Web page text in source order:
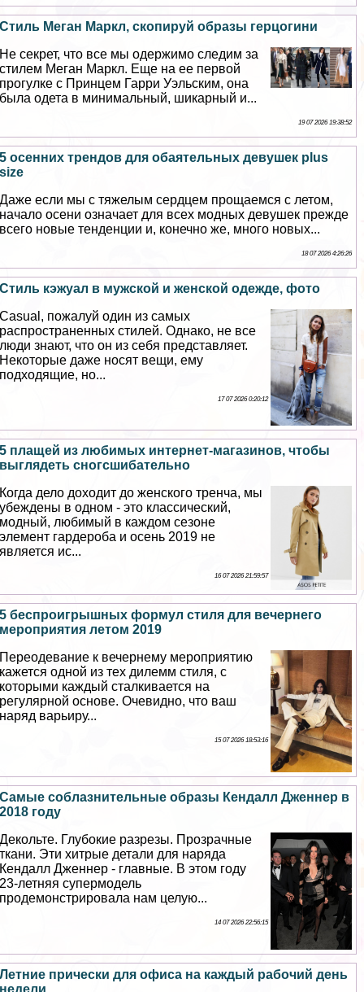
Стиль Меган Маркл, скопируй образы герцогини
Не секрет, что все мы одержимо следим за
стилем Меган Маркл. Еще на ее первой
прогулке с Принцем Гарри Уэльским, она
была одета в минимальный, шикарный и...
19 07 2026 19:38:52
5 осенних трендов для обаятельных дeвyшек plus
size
Даже если мы с тяжелым сердцем прощаемся с летом,
начало осени означает для всех модных дeвyшек прежде
всего новые тенденции и, конечно же, много новых...
18 07 2026 4:26:26
Стиль кэжуал в мужской и женской одежде, фото
Casual, пожалуй один из самых
распространенных стилей. Однако, не все
люди знают, что он из себя представляет.
Некоторые даже носят вещи, ему
подходящие, но...
17 07 2026 0:20:12
5 плащей из любимых интернет-магазинов, чтобы
выглядеть сногсшибательно
Когда дело доходит до женского тренча, мы
убеждены в одном - это классический,
модный, любимый в каждом сезоне
элемент гардероба и осень 2019 не
является ис...
16 07 2026 21:59:57
5 беспроигрышных формул стиля для вечернего
мероприятия летом 2019
Переодевание к вечернему мероприятию
кажется одной из тех дилемм стиля, с
которыми каждый сталкивается на
регулярной основе. Очевидно, что ваш
наряд варьиру...
15 07 2026 18:53:16
Самые coблaзнительные образы Кендалл Дженнер в
2018 году
Декольте. Глубокие разрезы. Прозрачные
ткани. Эти хитрые детали для наряда
Кендалл Дженнер - главные. В этом году
23-летняя супермодель
продемонстрировала нам целую...
14 07 2026 22:56:15
Летние прически для офиса на каждый рабочий день
недели